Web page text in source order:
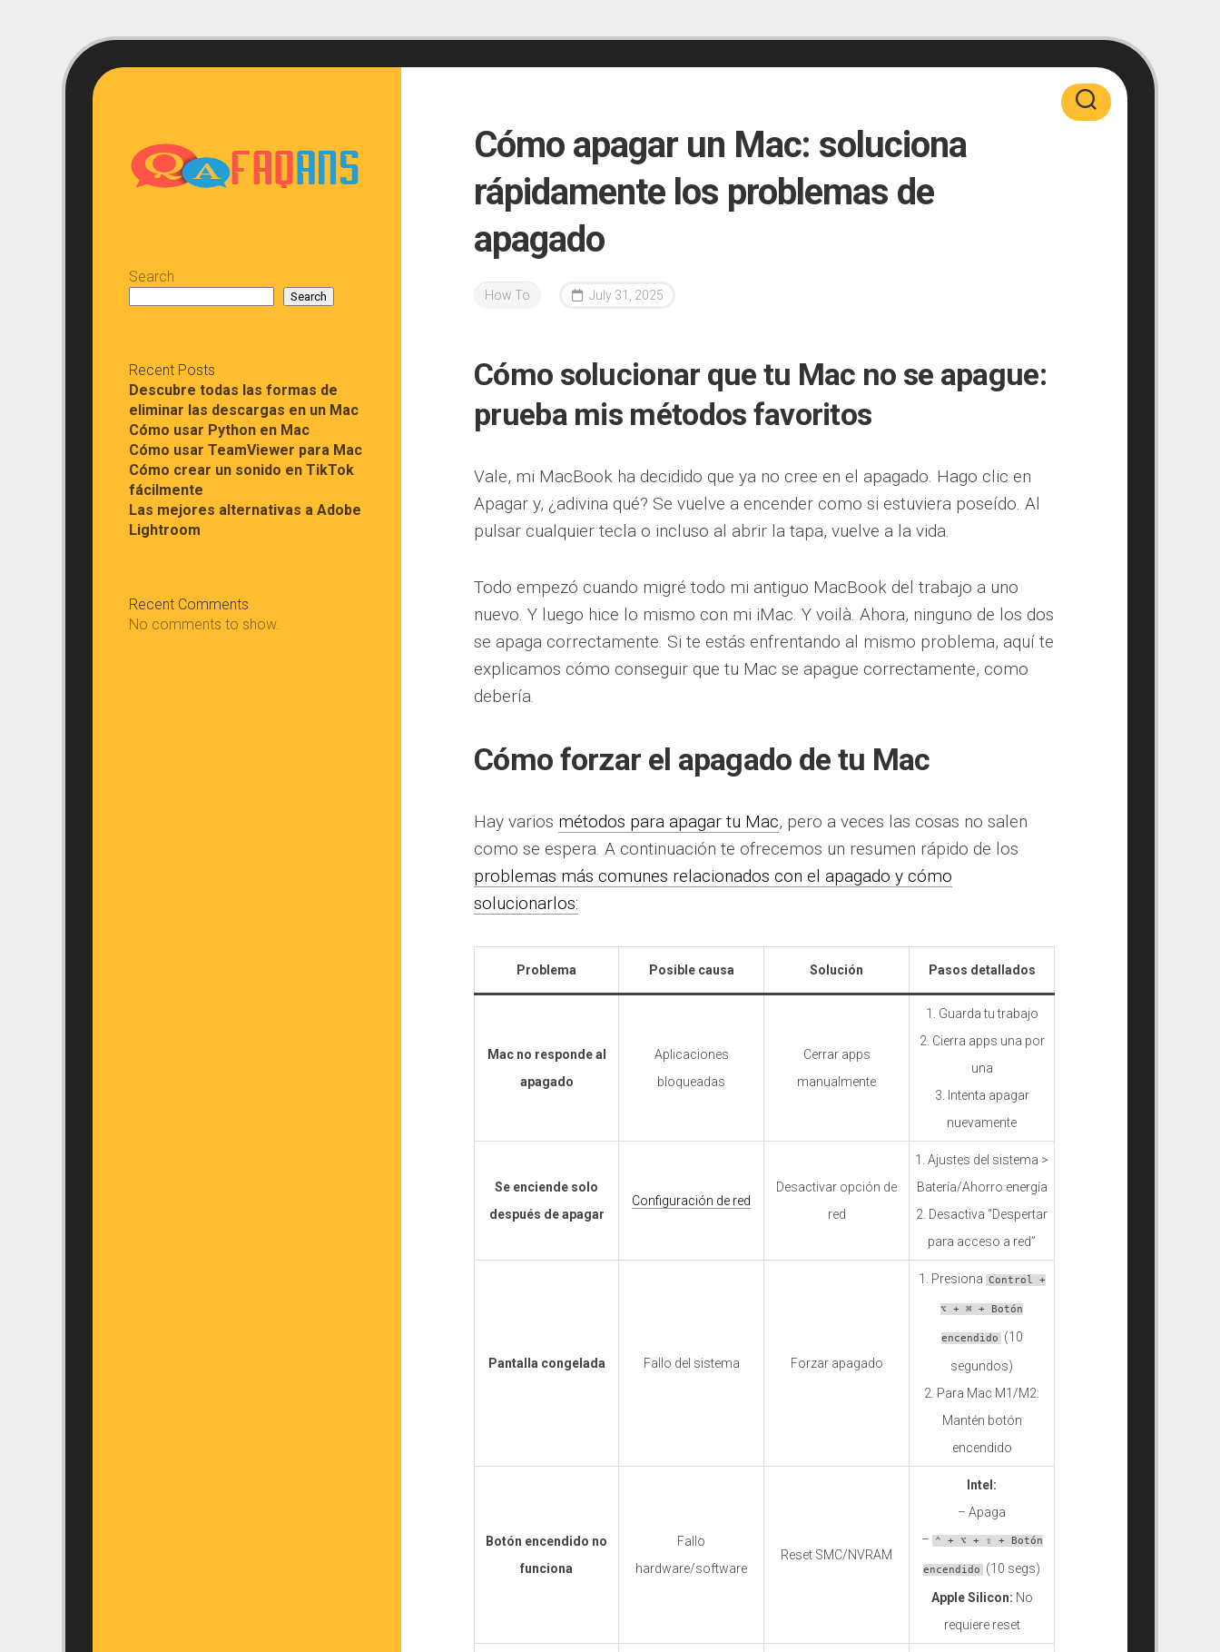
Search
Search
Recent Posts
Descubre todas las formas de
eliminar las descargas en un Mac
Cómo usar Python en Mac
Cómo usar TeamViewer para Mac
Cómo crear un sonido en TikTok
fácilmente
Las mejores alternativas a Adobe
Lightroom
Recent Comments
No comments to show.
Cómo apagar un Mac: soluciona
rápidamente los problemas de
apagado
How To July 31, 2025
Cómo solucionar que tu Mac no se apague:
prueba mis métodos favoritos
Vale, mi MacBook ha decidido que ya no cree en el apagado. Hago clic en
Apagar y, ¿adivina qué? Se vuelve a encender como si estuviera poseído. Al
pulsar cualquier tecla o incluso al abrir la tapa, vuelve a la vida.
Todo empezó cuando migré todo mi antiguo MacBook del trabajo a uno
nuevo. Y luego hice lo mismo con mi iMac. Y voilà. Ahora, ninguno de los dos
se apaga correctamente. Si te estás enfrentando al mismo problema, aquí te
explicamos cómo conseguir que tu Mac se apague correctamente, como
debería.
Cómo forzar el apagado de tu Mac
Hay varios métodos para apagar tu Mac, pero a veces las cosas no salen
como se espera. A continuación te ofrecemos un resumen rápido de los
problemas más comunes relacionados con el apagado y cómo
solucionarlos:
Problema Posible causa Solución Pasos detallados
Mac no responde al
apagado
Aplicaciones
bloqueadas
Cerrar apps
manualmente
1. Guarda tu trabajo
2. Cierra apps una por
una
3. Intenta apagar
nuevamente
Se enciende solo
después de apagar
Configuración de red
Desactivar opción de
red
1. Ajustes del sistema >
Batería/Ahorro energía
2. Desactiva “Despertar
para acceso a red”
Pantalla congelada Fallo del sistema Forzar apagado
1. Presiona Control +
⌥ + ⌘ + Botón
encendido (10
segundos)
2. Para Mac M1/M2:
Mantén botón
encendido
Botón encendido no
funciona
Fallo
hardware/software
Reset SMC/NVRAM
Intel:
– Apaga
–
⌃ + ⌥ + ⇧ + Botón
encendido
(10 segs)
Apple Silicon: No
requiere reset